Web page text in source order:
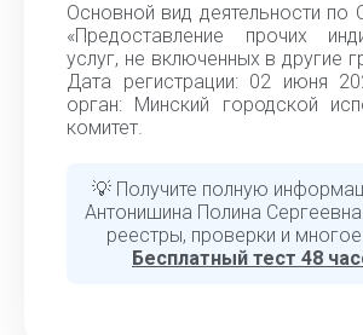
Основной вид деятельности
«Предоставление прочих
услуг, не включенных в другие
Дата регистрации: 02 июня
орган: Минский городской
комитет.
💡 Получите полную
Антонишина Полина
реестры, проверки и
Бесплатный тест 48